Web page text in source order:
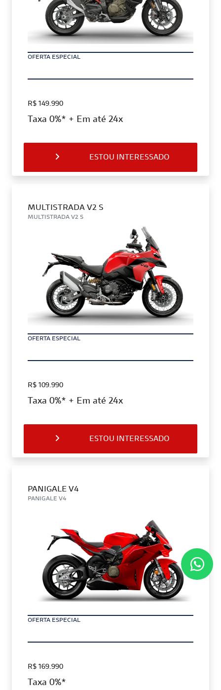
OFERTA ESPECIAL
R$ 149.990
Taxa 0%* + Em até 24x
ESTOU INTERESSADO
MULTISTRADA V2 S
MULTISTRADA V2 S
OFERTA ESPECIAL
R$ 109.990
Taxa 0%* + Em até 24x
ESTOU INTERESSADO
PANIGALE V4
PANIGALE V4
OFERTA ESPECIAL
R$ 169.990
Taxa 0%*